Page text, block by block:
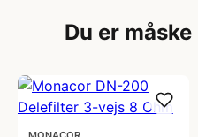
Du er